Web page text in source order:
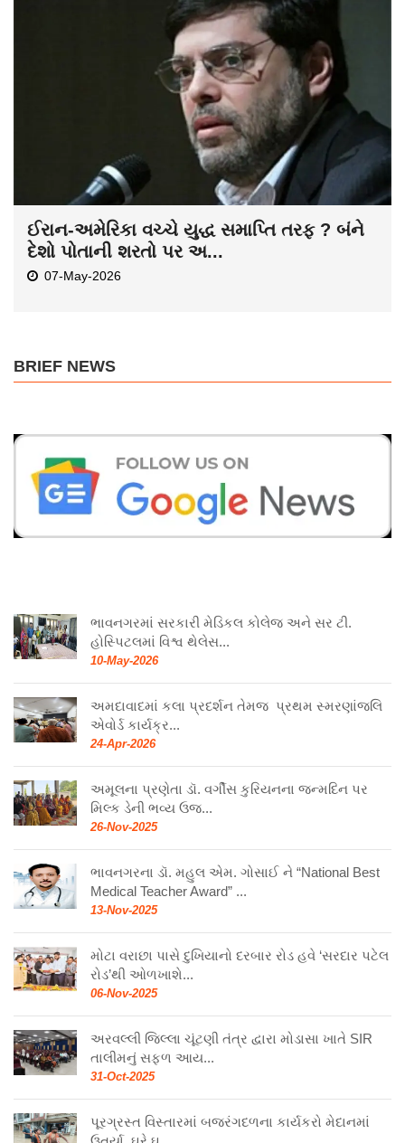
ઈરાન-અમેરિકા વચ્ચે યુદ્ધ સમાપ્તિ તરફ ? બંને
દેશો પોતાની શરતો પર અ...
07-May-2026
BRIEF NEWS
ભાવનગરમાં સરકારી મેડિકલ કોલેજ અને સર ટી.
હોસ્પિટલમાં વિશ્વ થેલેસ...
10-May-2026
અમદાવાદમાં કલા પ્રદર્શન તેમજ પ્રથમ સ્મરણાંજલિ
એવોર્ડ કાર્યક્ર...
24-Apr-2026
અમૂલના પ્રણેતા ડૉ. વર્ગીસ કુરિયનના જન્મદિન પર
મિલ્ક ડેની ભવ્ય ઉજ...
26-Nov-2025
ભાવનગરના ડૉ. મહુલ એમ. ગોસાઈ ને “National Best
Medical Teacher Award” ...
13-Nov-2025
મોટા વરાછા પાસે દુખિયાનો દરબાર રોડ હવે ‘સરદાર પટેલ
રોડ’થી ઓળખાશે...
06-Nov-2025
અરવલ્લી જિલ્લા ચૂંટણી તંત્ર દ્વારા મોડાસા ખાતે SIR
તાલીમનું સફળ આય...
31-Oct-2025
પૂરગ્રસ્ત વિસ્તારમાં બજરંગદળના કાર્યકરો મેદાનમાં
ઉતર્યા, ઘરે ઘ...